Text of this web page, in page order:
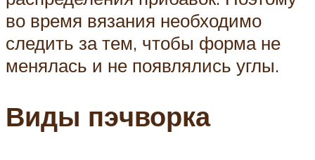
во время вязания необходимо
следить за тем, чтобы форма не
менялась и не появлялись углы.
Виды пэчворка